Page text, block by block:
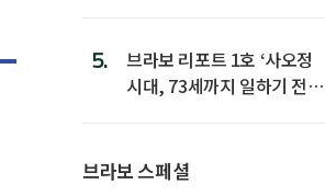
5.
브라보 리포트 1호 ‘사오정
시대, 73세까지 일하기 전략’
브라보 스페셜